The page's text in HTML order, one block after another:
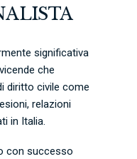
significativa
che
diritto civile come
relazioni
in Italia.
con successo